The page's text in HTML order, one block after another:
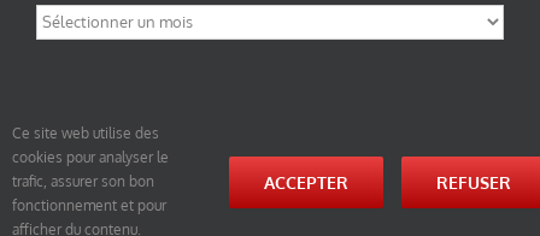
Archives
© tao-yin.co © TAO-YIN.fr Georges Charles, Hormis les pages https://tao-yin.fr/georges-charles/
et https://tao-yin.fr/san-yiquan-le-poing-des-trois-harmonies/ sous licence Creative Commons
Paternité-Partage des Conditions Initiales à l’Identique 3.0 Unported (photos de ces pages non
Ce site web utilise des
cookies pour analyser le
trafic, assurer son bon
fonctionnement et pour
afficher du contenu.
ACCEPTER REFUSER